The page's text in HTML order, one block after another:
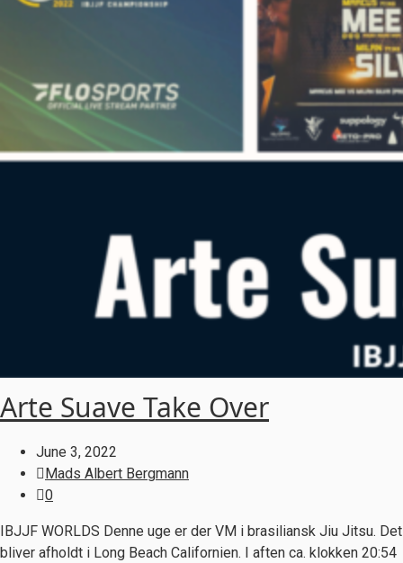
Arte Suave Take Over
June 3, 2022
Mads Albert Bergmann
0
IBJJF WORLDS Denne uge er der VM i brasiliansk Jiu Jitsu. Det
bliver afholdt i Long Beach Californien. I aften ca. klokken 20:54